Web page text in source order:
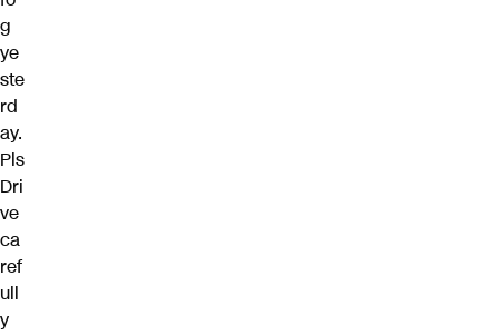
g
ye
ste
rd
ay.
Pls
Dri
ve
ca
ref
ull
y